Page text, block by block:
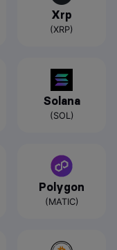
Xrp
(XRP)
Solana
(SOL)
Polygon
(MATIC)